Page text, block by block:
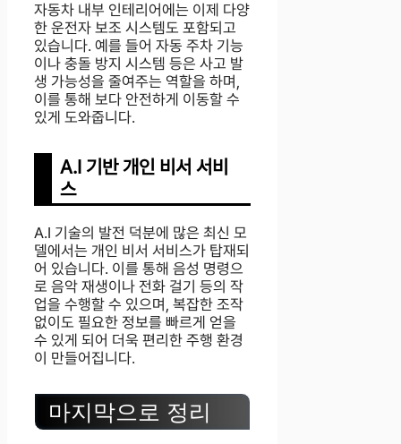
자동차 내부 인테리어에는 이제 다양
한 운전자 보조 시스템도 포함되고
있습니다. 예를 들어 자동 주차 기능
이나 충돌 방지 시스템 등은 사고 발
생 가능성을 줄여주는 역할을 하며,
이를 통해 보다 안전하게 이동할 수
있게 도와줍니다.
A.I 기반 개인 비서 서비
스
A.I 기술의 발전 덕분에 많은 최신 모
델에서는 개인 비서 서비스가 탑재되
어 있습니다. 이를 통해 음성 명령으
로 음악 재생이나 전화 걸기 등의 작
업을 수행할 수 있으며, 복잡한 조작
없이도 필요한 정보를 빠르게 얻을
수 있게 되어 더욱 편리한 주행 환경
이 만들어집니다.
마지막으로 정리